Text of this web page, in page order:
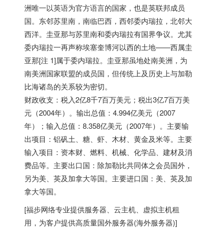
洲唯一以英语为官方语言的国家，也是英联邦成员
国。东邻苏里南，南临巴西，西邻委内瑞拉，北邻大
西洋。圭亚那与苏里南和委内瑞拉有国界争议。尤其
委内瑞拉一再声称埃塞奎博河以西的土地——西属圭
亚那[注 1]属于委内瑞拉。圭亚那虽地处南美洲，为
南美洲国家联盟的成员国，但传统上及历史上与加勒
比海诸岛的关系较为密切。
财政收支：税入2亿8千7百万美元；税出3亿7百万美
元（2004年）。输出总值：4.994亿美元（2007
年）；输入总值：8.358亿美元（2007年）。主要输
出项目：铝矾土、糖、虾、木材、黄金及米等。主要
输入项目：资本财、燃料、机械、化学品、建材及消
费品等。主要出口国：除加勒比共同体之会员国外，
另为美、英及加拿大等国。主要进口国：美、英及加
拿大等国。
[福步网络专业提供服务器 云主机 虚拟主机租
用，为客户提供高质量国外服务器(海外服务器)]